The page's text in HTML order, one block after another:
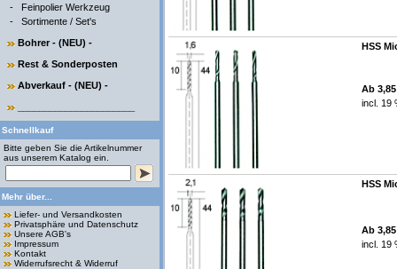
- Feinpolier Werkzeug
- Sortimente / Set's
Bohrer - (NEU) -
Rest & Sonderposten
Abverkauf - (NEU) -
Schnellkauf
Bitte geben Sie die Artikelnummer
aus unserem Katalog ein.
Mehr über...
Liefer- und Versandkosten
Privatsphäre und Datenschutz
Unsere AGB's
Impressum
Kontakt
Widerrufsrecht & Widerruf
HSS
Ab
incl. 19
HSS
Ab
incl. 19